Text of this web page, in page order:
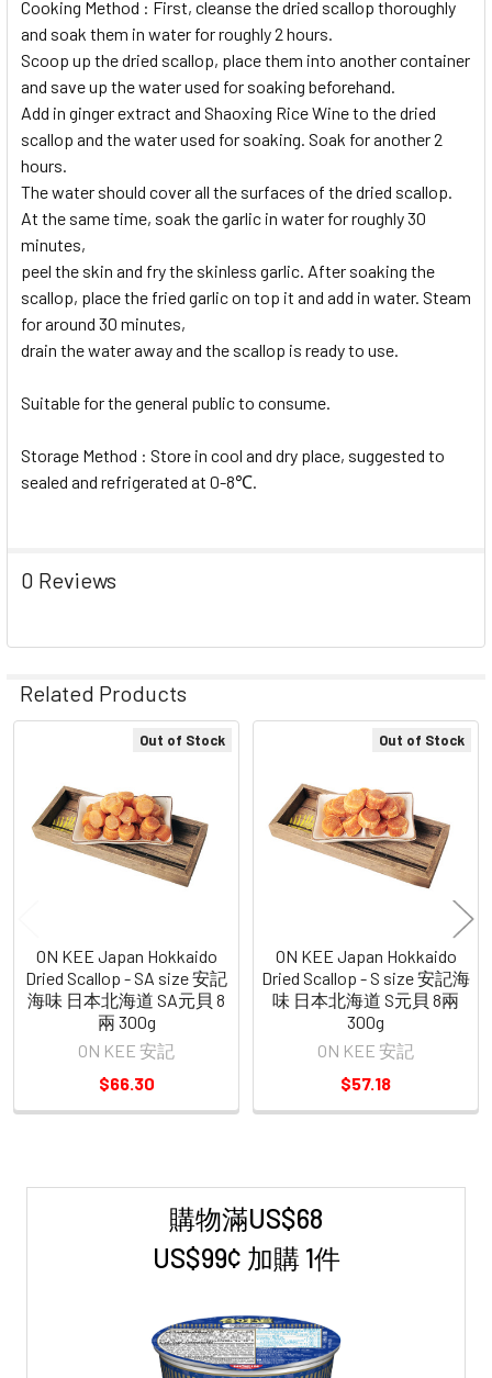
購物滿US$68
US$99¢ 加購 1件
Cooking Method : First, cleanse the dried scallop thoroughly
and soak them in water for roughly 2 hours.
Scoop up the dried scallop, place them into another container
and save up the water used for soaking beforehand.
Add in ginger extract and Shaoxing Rice Wine to the dried
scallop and the water used for soaking. Soak for another 2
hours.
The water should cover all the surfaces of the dried scallop.
At the same time, soak the garlic in water for roughly 30
minutes,
peel the skin and fry the skinless garlic. After soaking the
scallop, place the fried garlic on top it and add in water. Steam
for around 30 minutes,
drain the water away and the scallop is ready to use.
Suitable for the general public to consume.
Storage Method : Store in cool and dry place, suggested to
sealed and refrigerated at 0-8℃.
0 Reviews
Related Products
Products
Out of Stock
ON KEE Japan Hokkaido
Dried Scallop - SA size 安記
海味 日本北海道 SA元貝 8
兩 300g
ON KEE 安記
$66.30
Out of Stock
ON KEE Japan Hokkaido
Dried Scallop - S size 安記海
味 日本北海道 S元貝 8兩
300g
ON KEE 安記
$57.18